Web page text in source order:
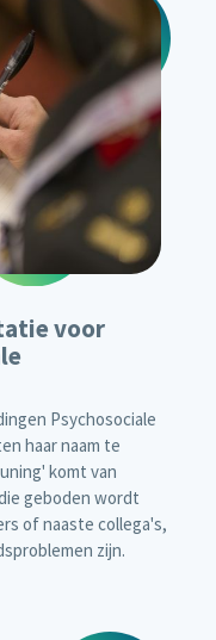
voor
Psychosociale
haar naam te
komt van
geboden wordt
of naaste collega's,
zijn.